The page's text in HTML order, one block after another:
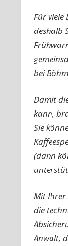
Für viele
deshalb
bei
Damit
kann,
Sie
(dann
Mit Ihrer
die
Anwalt,